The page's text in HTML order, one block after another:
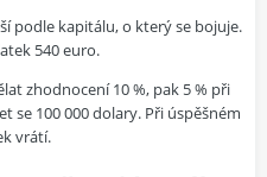
podle kapitálu, o který se bojuje.
540 euro.
zhodnocení 10 %, pak 5 % při
se 100 000 dolary. Při úspěšném
vrátí.